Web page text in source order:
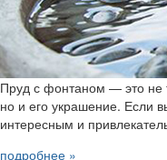
Пруд с фонтаном — это не
но и его украшение. Если
интересным и
подробнее »